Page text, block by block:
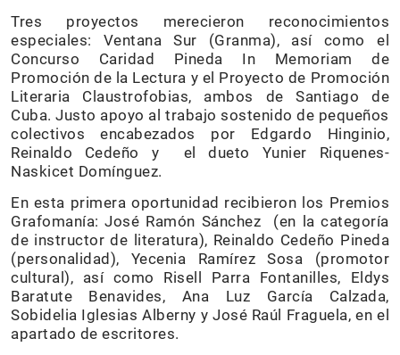
Tres proyectos merecieron reconocimientos
especiales: Ventana Sur (Granma), así como el
Concurso Caridad Pineda In Memoriam de
Promoción de la Lectura y el Proyecto de Promoción
Literaria Claustrofobias, ambos de Santiago de
Cuba. Justo apoyo al trabajo sostenido de pequeños
colectivos encabezados por Edgardo Hinginio,
Reinaldo Cedeño y el dueto Yunier Riquenes-
Naskicet Domínguez.
En esta primera oportunidad recibieron los Premios
Grafomanía: José Ramón Sánchez (en la categoría
de instructor de literatura), Reinaldo Cedeño Pineda
(personalidad), Yecenia Ramírez Sosa (promotor
cultural), así como Risell Parra Fontanilles, Eldys
Baratute Benavides, Ana Luz García Calzada,
Sobidelia Iglesias Alberny y José Raúl Fraguela, en el
apartado de escritores.